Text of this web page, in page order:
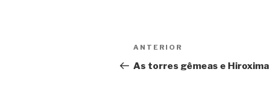
Navegação
de
Anterior
ANTERIOR
As torres gêmeas e Hiroxima